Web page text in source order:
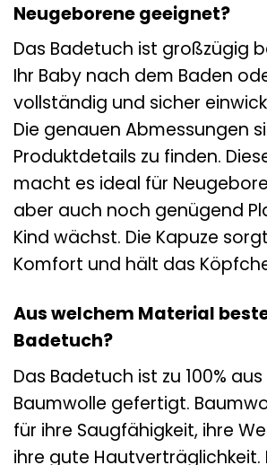
Neugeborene geeignet?
Das Badetuch ist großzügig
Ihr Baby nach dem Baden
vollständig und sicher
Die genauen Abmessungen
Produktdetails zu finden.
macht es ideal für
aber auch noch genügend
Kind wächst. Die Kapuze
Komfort und hält das
Aus welchem Material
Badetuch?
Das Badetuch ist zu 100%
Baumwolle gefertigt.
für ihre Saugfähigkeit, ihre
ihre gute Hautverträglichkeit.